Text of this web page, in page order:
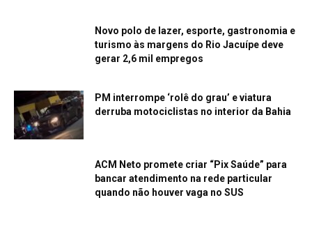
Novo polo de lazer, esporte, gastronomia e
turismo às margens do Rio Jacuípe deve
gerar 2,6 mil empregos
PM interrompe ‘rolê do grau’ e viatura
derruba motociclistas no interior da Bahia
ACM Neto promete criar “Pix Saúde” para
bancar atendimento na rede particular
quando não houver vaga no SUS